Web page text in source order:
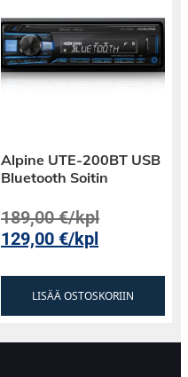
Alpine UTE-200BT USB
Bluetooth Soitin
189,00€/kpl
129,00€/kpl
LISÄÄ OSTOSKORIIN